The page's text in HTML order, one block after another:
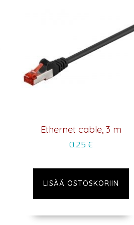
Ethernet cable, 3 m
0,25 €
LISÄÄ OSTOSKORIIN